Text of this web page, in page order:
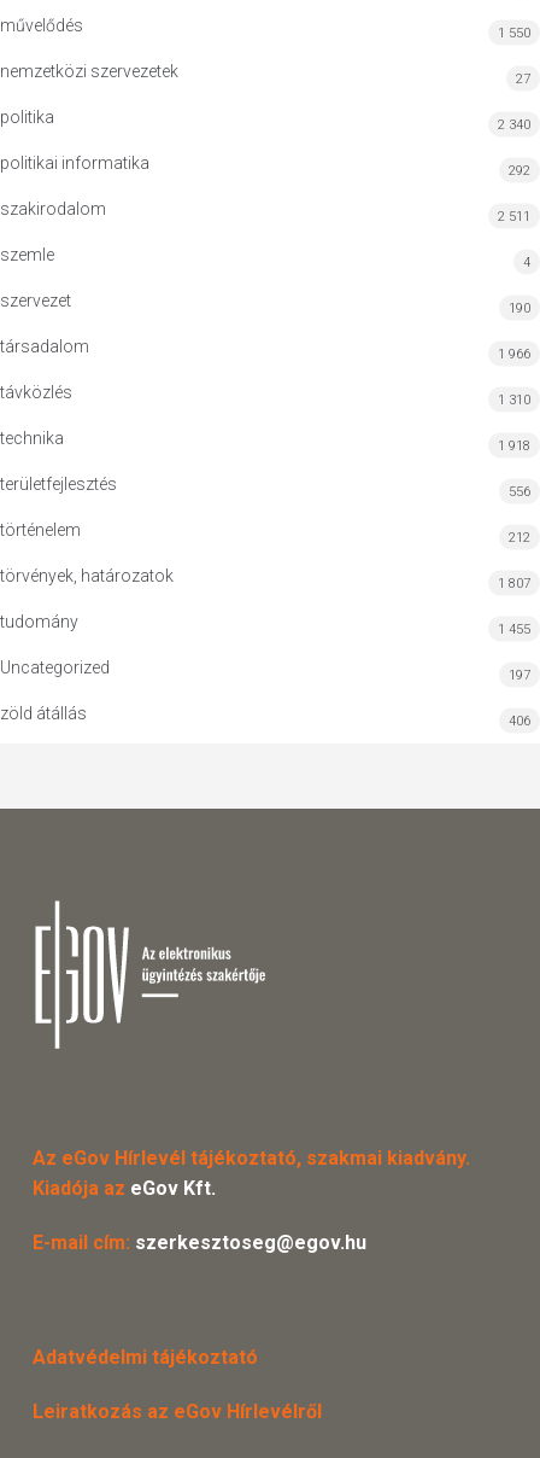
művelődés 1 550
nemzetközi szervezetek 27
politika 2 340
politikai informatika 292
szakirodalom 2 511
szemle 4
szervezet 190
társadalom 1 966
távközlés 1 310
technika 1 918
területfejlesztés 556
történelem 212
törvények, határozatok 1 807
tudomány 1 455
Uncategorized 197
zöld átállás 406
Az eGov Hírlevél tájékoztató, szakmai kiadvány.
Kiadója az eGov Kft.
E-mail cím: szerkesztoseg@egov.hu
Adatvédelmi tájékoztató
Leiratkozás az eGov Hírlevélről